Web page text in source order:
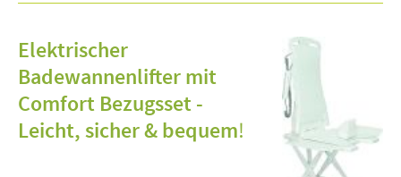
Elektrischer
Badewannenlifter mit
Comfort Bezugsset -
Leicht, sicher & bequem!